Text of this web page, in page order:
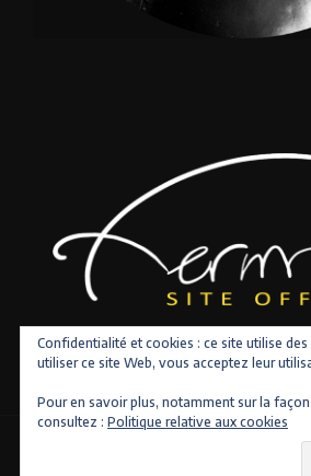
Copyright © 2026 Tous
Confidentialité et cookies : ce site utilise
utiliser ce site Web, vous acceptez leur
Pour en savoir plus, notamment sur la
consultez : Politique relative aux cookies